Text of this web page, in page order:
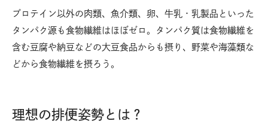
プロテイン以外の肉類、魚介類、卵、牛乳・乳製品といった
タンパク源も食物繊維はほぼゼロ。タンパク質は食物繊維を
含む豆腐や納豆などの大豆食品からも摂り、野菜や海藻類な
どから食物繊維を摂ろう。
理想の排便姿勢とは？